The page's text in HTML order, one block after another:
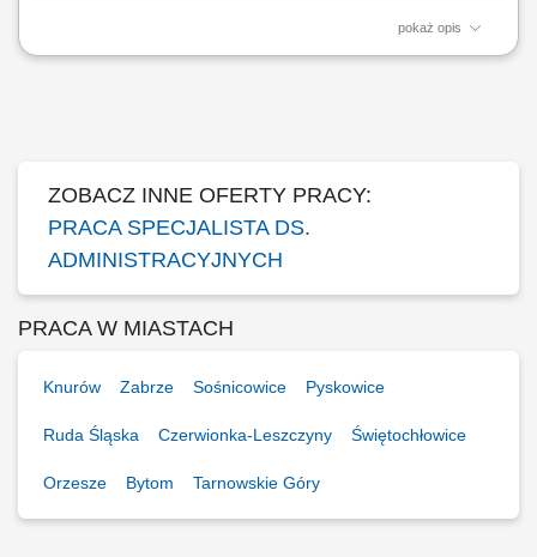
pokaż opis
Opis stanowiska Koordynowanie dokumentacji związanej z
ZOBACZ INNE OFERTY PRACY:
PRACA SPECJALISTA DS.
ADMINISTRACYJNYCH
PRACA W MIASTACH
Knurów Zabrze Sośnicowice Pyskowice
Ruda Śląska Czerwionka-Leszczyny Świętochłowice
Orzesze Bytom Tarnowskie Góry